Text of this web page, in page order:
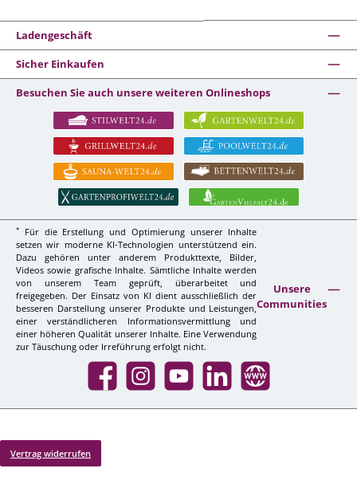
Ladengeschäft
Sicher Einkaufen
Besuchen Sie auch unsere weiteren Onlineshops
*
Für die Erstellung und Optimierung unserer Inhalte
setzen wir moderne KI-Technologien unterstützend ein.
Dazu gehören unter anderem Produkttexte, Bilder,
Videos sowie grafische Inhalte. Sämtliche Inhalte werden
von unserem Team geprüft, überarbeitet und
freigegeben. Der Einsatz von KI dient ausschließlich der
besseren Darstellung unserer Produkte und Leistungen,
einer verständlicheren Informationsvermittlung und
einer höheren Qualität unserer Inhalte. Eine Verwendung
zur Täuschung oder Irreführung erfolgt nicht.
Unsere
Communities
Facebook InstagramYouTube LinkedIn Website
Vertrag widerrufen